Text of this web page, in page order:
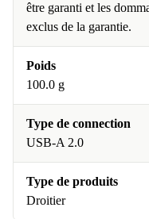
être garanti et les
exclus de la garantie.
Poids
100.0 g
Type de connection
USB-A 2.0
Type de produits
Droitier